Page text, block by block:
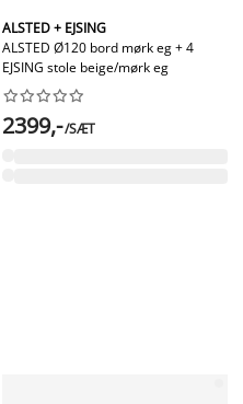
ALSTED + EJSING
ALSTED Ø120 bord mørk eg + 4
EJSING stole beige/mørk eg






2399,-/SÆT